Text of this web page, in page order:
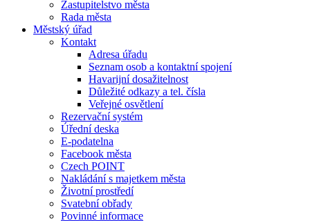
Zastupitelstvo města
Rada města
Městský úřad
Kontakt
Adresa úřadu
Seznam osob a kontaktní spojení
Havarijní dosažitelnost
Důležité odkazy a tel. čísla
Veřejné osvětlení
Rezervační systém
Úřední deska
E-podatelna
Facebook města
Czech POINT
Nakládání s majetkem města
Životní prostředí
Svatební obřady
Povinné informace